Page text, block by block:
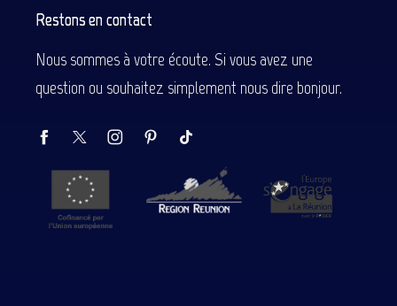
Restons en contact
Nous sommes à votre écoute. Si vous avez une
question ou souhaitez simplement nous dire bonjour.